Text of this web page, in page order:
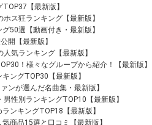
【最新版】
ス狂ランキング【最新版】
50選【動画付き・最新版】
開【最新版】
気ランキング【最新版】
！様々なグループから紹介！【最新版】
ングTOP30【最新版】
ンが選んだ名曲集・最新版】
性別ランキングTOP10【最新版】
ンキングTOP18【最新版】
商品15選と口コミ【最新版】